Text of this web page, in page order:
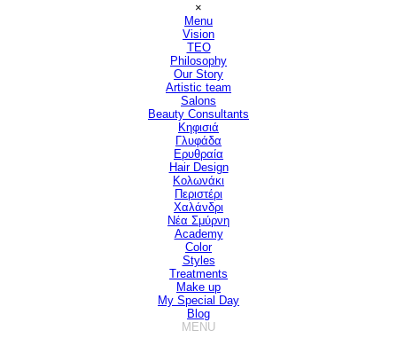
×
Menu
Vision
TEO
Philosophy
Our Story
Artistic team
Salons
Beauty Consultants
Κηφισιά
Γλυφάδα
Ερυθραία
Hair Design▼
Κολωνάκι
Περιστέρι
Χαλάνδρι
Νέα Σμύρνη
Academy
Color
Styles
Treatments
Make up
My Special Day
Blog
MENU